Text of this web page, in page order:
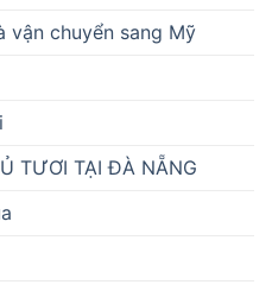
vận chuyển sang Mỹ
TƯƠI TẠI ĐÀ NẴNG